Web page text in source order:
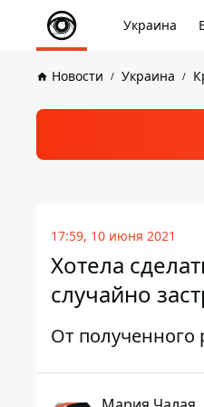
Украина
Новости Украина
17:59, 10 июня 2021
Хотела
случайно
От полученного